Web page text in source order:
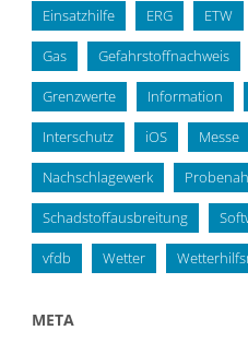
Einsatzhilfe ERG ETW
Gas Gefahrstoffnachweis
Grenzwerte Information
Interschutz iOS Messe
Nachschlagewerk
Schadstoffausbreitung
vfdb Wetter
META